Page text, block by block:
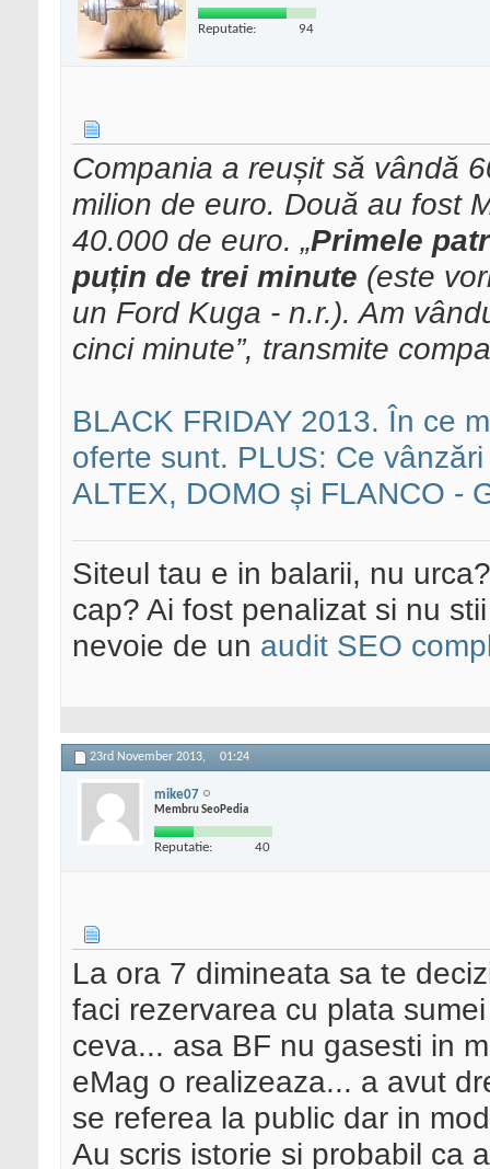
Reputatie: 94
Compania a reușit să vândă
milion de euro. Două au fost
40.000 de euro. „Primele
puțin de trei minute (este
un Ford Kuga - n.r.). Am
cinci minute”, transmite
BLACK FRIDAY 2013. În ce
oferte sunt. PLUS: Ce
ALTEX, DOMO și FLANCO -
Siteul tau e in balarii, nu
cap? Ai fost penalizat si nu
nevoie de un audit SEO
23rd November 2013, 01:24
mike07
Membru SeoPedia
Reputatie: 40
La ora 7 dimineata sa te
faci rezervarea cu plata
ceva... asa BF nu gasesti in
eMag o realizeaza... a avut
se referea la public dar in
Au scris istorie si probabil ca